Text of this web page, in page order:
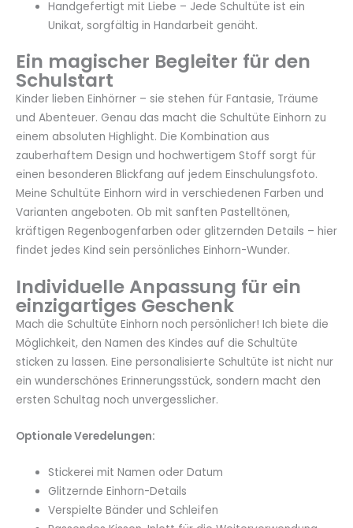
Handgefertigt mit Liebe – Jede Schultüte ist ein
Unikat, sorgfältig in Handarbeit genäht.
Ein magischer Begleiter für den
Schulstart
Kinder lieben Einhörner – sie stehen für Fantasie, Träume
und Abenteuer. Genau das macht die Schultüte Einhorn zu
einem absoluten Highlight. Die Kombination aus
zauberhaftem Design und hochwertigem Stoff sorgt für
einen besonderen Blickfang auf jedem Einschulungsfoto.
Meine Schultüte Einhorn wird in verschiedenen Farben und
Varianten angeboten. Ob mit sanften Pastelltönen,
kräftigen Regenbogenfarben oder glitzernden Details – hier
findet jedes Kind sein persönliches Einhorn-Wunder.
Individuelle Anpassung für ein
einzigartiges Geschenk
Mach die Schultüte Einhorn noch persönlicher! Ich biete die
Möglichkeit, den Namen des Kindes auf die Schultüte
sticken zu lassen. Eine personalisierte Schultüte ist nicht nur
ein wunderschönes Erinnerungsstück, sondern macht den
ersten Schultag noch unvergesslicher.
Optionale Veredelungen:
Stickerei mit Namen oder Datum
Glitzernde Einhorn-Details
Verspielte Bänder und Schleifen